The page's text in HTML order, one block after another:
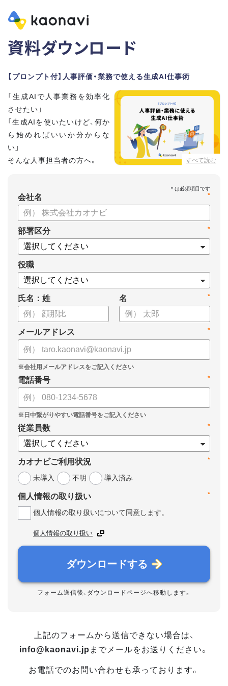
資料ダウンロード
【プロンプト付】人事評価・業務で使える生成AI仕事術
すべて読む
「生成AIで人事業務を効率化
させたい」
「生成AIを使いたいけど、何か
ら始めればいいか分からな
い」
そんな人事担当者の方へ。
本資料では、人事担当者300名の実態調査をもとに現場ですぐ
に役立つ生成AI活用術を紹介しています。
生成AI利用時のポイントや注意事項もまとめているため、これ
から始める方も安心です。評価シートフォーマットの作成や素
案の生成など、コピペで使えるプロンプトも収録！
生成AIを「壁打ち相手」や「作業アシスタント」にして、明日か
らの人事業務を効率化してみませんか？
【資料の内容】
・人事担当者に聞いた「生成AI活用に関する実態調査」
・生成AI利用における注意点やルール
・今日から使えるプロンプト集（人事評価、エンゲージメント業
務）
*
会社名
*
部署区分
役職
氏名：姓 *
名
*
メールアドレス
*
電話番号
*
従業員数
*
カオナビご利用状況
未導入
不明 導入済み
*
個人情報の取り扱い
個人情報の取り扱いについて同意します。
個人情報の取り扱い
ダウンロードする
フォーム送信後、ダウンロードページへ移動します。
上記のフォームから送信できない場合は、
info@kaonavi.jp までメールをお送りください。
お電話でのお問い合わせも承っております。